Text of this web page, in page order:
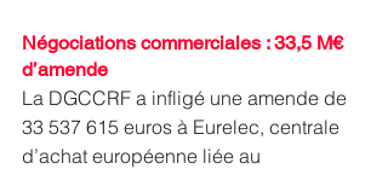
Négociations commerciales : 33,5 M€
d’amende
La DGCCRF a infligé une amende de
33 537 615 euros à Eurelec, centrale
d’achat européenne liée au